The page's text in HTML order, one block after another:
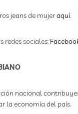
jeans de mujeraquí.
redes sociales:
nacional
la economía del país.